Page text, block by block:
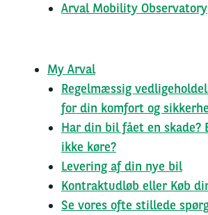
Arval Mobility Observatory
My Arval
Regelmæssig
for din komfort og
Har din bil fået en skade?
ikke køre?
Levering af din nye bil
Kontraktudløb eller Køb
Se vores ofte stillede